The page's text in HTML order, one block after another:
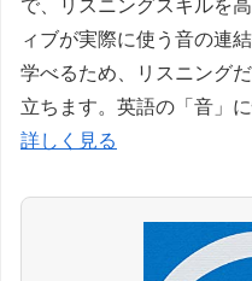
で、リスニングスキルを
ィブが実際に使う音の連
学べるため、リスニング
立ちます。英語の「音」
詳しく見る